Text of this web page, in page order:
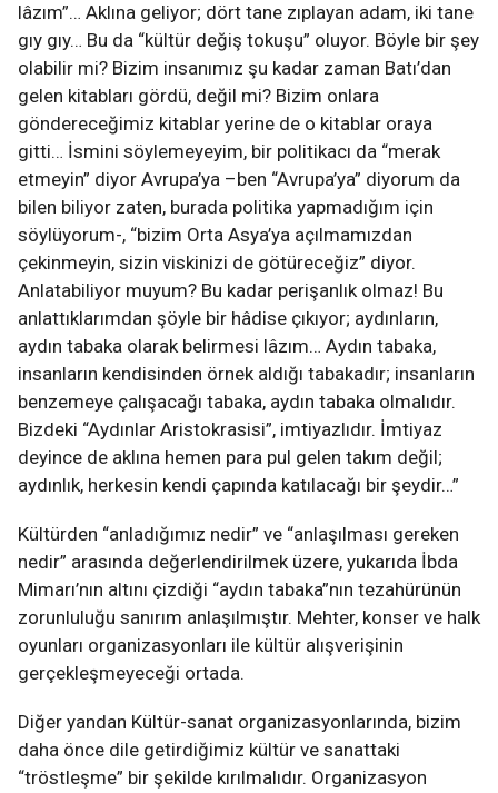
lâzım”… Aklına geliyor; dört tane zıplayan adam, iki tane
gıy gıy… Bu da “kültür değiş tokuşu” oluyor. Böyle bir şey
olabilir mi? Bizim insanımız şu kadar zaman Batı’dan
gelen kitabları gördü, değil mi? Bizim onlara
göndereceğimiz kitablar yerine de o kitablar oraya
gitti… İsmini söylemeyeyim, bir politikacı da “merak
etmeyin” diyor Avrupa’ya –ben “Avrupa’ya” diyorum da
bilen biliyor zaten, burada politika yapmadığım için
söylüyorum-, “bizim Orta Asya’ya açılmamızdan
çekinmeyin, sizin viskinizi de götüreceğiz” diyor.
Anlatabiliyor muyum? Bu kadar perişanlık olmaz! Bu
anlattıklarımdan şöyle bir hâdise çıkıyor; aydınların,
aydın tabaka olarak belirmesi lâzım… Aydın tabaka,
insanların kendisinden örnek aldığı tabakadır; insanların
benzemeye çalışacağı tabaka, aydın tabaka olmalıdır.
Bizdeki “Aydınlar Aristokrasisi”, imtiyazlıdır. İmtiyaz
deyince de aklına hemen para pul gelen takım değil;
aydınlık, herkesin kendi çapında katılacağı bir şeydir…”
Kültürden “anladığımız nedir” ve “anlaşılması gereken
nedir” arasında değerlendirilmek üzere, yukarıda İbda
Mimarı’nın altını çizdiği “aydın tabaka”nın tezahürünün
zorunluluğu sanırım anlaşılmıştır. Mehter, konser ve halk
oyunları organizasyonları ile kültür alışverişinin
gerçekleşmeyeceği ortada.
Diğer yandan Kültür-sanat organizasyonlarında, bizim
daha önce dile getirdiğimiz kültür ve sanattaki
“tröstleşme” bir şekilde kırılmalıdır. Organizasyon